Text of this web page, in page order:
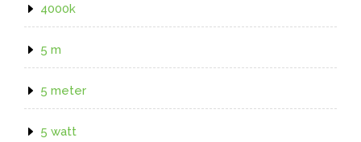
4000k
5 m
5 meter
5 watt